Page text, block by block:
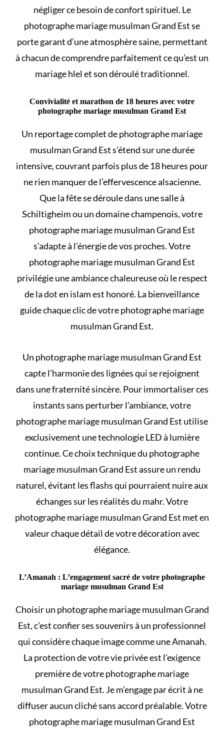
négliger ce besoin de confort spirituel. Le
photographe mariage musulman Grand Est se
porte garant d’une atmosphère saine, permettant
à chacun de comprendre parfaitementce qu’est un
mariage hlel et son déroulétraditionnel.
Convivialité et marathon de 18 heures avec votre
photographe mariage musulman Grand Est
Un reportage complet de photographe mariage
musulman Grand Est s’étend sur une durée
intensive, couvrant parfois plus de 18 heures pour
ne rien manquer de l’effervescence alsacienne.
Que la fête se déroule dans une salle à
Schiltigheim ou un domaine champenois, votre
photographe mariage musulman Grand Est
s’adapte à l’énergie de vos proches. Votre
photographe mariage musulman Grand Est
privilégie une ambiance chaleureuse où le respect
de ladot en islamest honoré. La bienveillance
guide chaque clic de votre photographe mariage
musulman Grand Est.
Un photographe mariage musulman Grand Est
capte l’harmonie des lignées qui se rejoignent
dans une fraternité sincère. Pour immortaliser ces
instants sans perturber l’ambiance, votre
photographe mariage musulman Grand Est utilise
exclusivement une technologie LED à lumière
continue. Ce choix technique du photographe
mariage musulman Grand Est assure un rendu
naturel, évitant les flashs qui pourraient nuire aux
échanges sur les réalités du mahr. Votre
photographe mariage musulman Grand Est met en
valeur chaque détail de votre décoration avec
élégance.
L’Amanah : L’engagement sacré de votre photographe
mariage musulman Grand Est
Choisir un photographe mariage musulman Grand
Est, c’est confier ses souvenirs à un professionnel
qui considère chaque image comme une Amanah.
La protection de votre vie privée est l’exigence
première de votre photographe mariage
musulman Grand Est. Je m’engage par écrit à ne
diffuser aucun cliché sans accord préalable. Votre
photographe mariage musulman Grand Est